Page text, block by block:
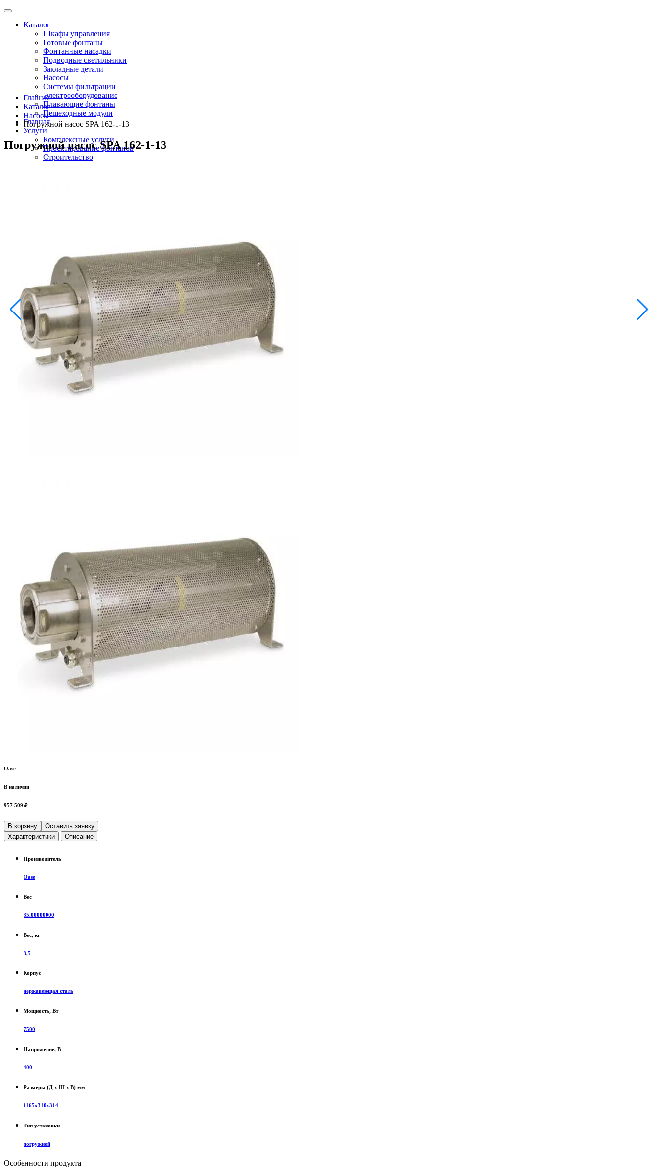
Каталог
Шкафы управления
Готовые фонтаны
Фонтанные насадки
Подводные светильники
Закладные детали
Насосы
Системы фильтрации
Электрооборудование
Плавающие фонтаны
Пешеходные модули
Главная
Услуги
Комплексные услуги
Проектирование фонтанов
Строительство
Шкафы управления
Готовые фонтаны
Фонтанные насадки
Подводные светильники
Закладные детали
Насосы
Системы фильтрации
Электрооборудование
Плавающие фонтаны
Пешеходные модули
Главная
Каталог
Насосы
Погружной насос SPA 162-1-13
Погружной насос SPA 162-1-13
Oase
В наличии
957 509 ₽
В корзину
Оставить заявку
Характеристики
Описание
Производитель
Oase
Вес
85.00000000
Вес, кг
8,5
Корпус
нержавеющая сталь
Мощность, Вт
7500
Напряжение, В
400
Размеры (Д х Ш х В) мм
1165х310х314
Тип установки
погружной
Особенности продукта